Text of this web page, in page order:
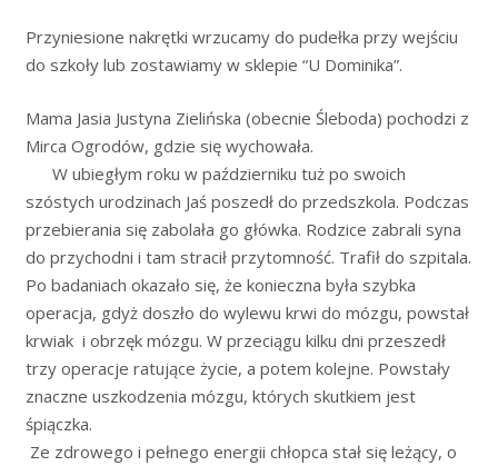
Przyniesione nakrętki wrzucamy do pudełka przy wejściu
do szkoły lub zostawiamy w sklepie “U Dominika”.
Mama Jasia Justyna Zielińska (obecnie Śleboda) pochodzi z
Mirca Ogrodów, gdzie się wychowała.
W ubiegłym roku w październiku tuż po swoich
szóstych urodzinach Jaś poszedł do przedszkola. Podczas
przebierania się zabolała go główka. Rodzice zabrali syna
do przychodni i tam stracił przytomność. Trafił do szpitala.
Po badaniach okazało się, że konieczna była szybka
operacja, gdyż doszło do wylewu krwi do mózgu, powstał
krwiak i obrzęk mózgu. W przeciągu kilku dni przeszedł
trzy operacje ratujące życie, a potem kolejne. Powstały
znaczne uszkodzenia mózgu, których skutkiem jest
śpiączka.
Ze zdrowego i pełnego energii chłopca stał się leżący, o